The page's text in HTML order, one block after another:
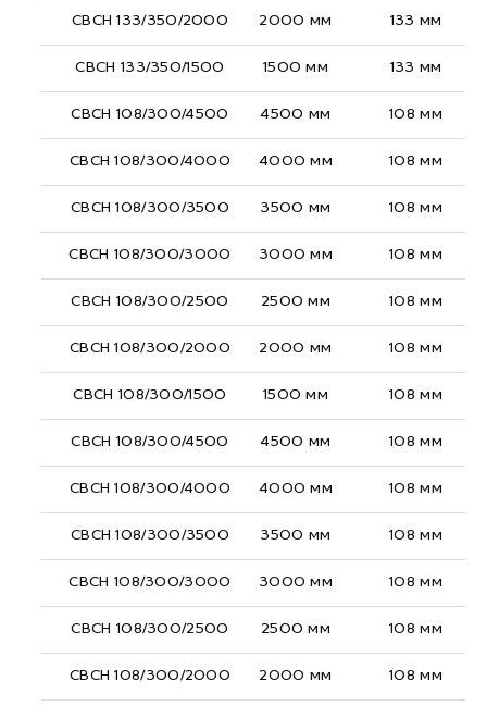
СВСН 133/350/2000 2000 мм 133 мм
СВСН 133/350/1500 1500 мм 133 мм
СВСН 108/300/4500 4500 мм 108 мм
СВСН 108/300/4000 4000 мм 108 мм
СВСН 108/300/3500 3500 мм 108 мм
СВСН 108/300/3000 3000 мм 108 мм
СВСН 108/300/2500 2500 мм 108 мм
СВСН 108/300/2000 2000 мм 108 мм
СВСН 108/300/1500 1500 мм 108 мм
СВСН 108/300/4500 4500 мм 108 мм
СВСН 108/300/4000 4000 мм 108 мм
СВСН 108/300/3500 3500 мм 108 мм
СВСН 108/300/3000 3000 мм 108 мм
СВСН 108/300/2500 2500 мм 108 мм
СВСН 108/300/2000 2000 мм 108 мм